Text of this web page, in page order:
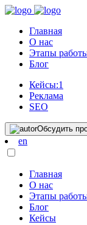
Главная
О нас
Этапы
Блог
Кейсы:1
Реклама
SEO
Обсудить
en
Главная
О нас
Этапы
Блог
Кейсы